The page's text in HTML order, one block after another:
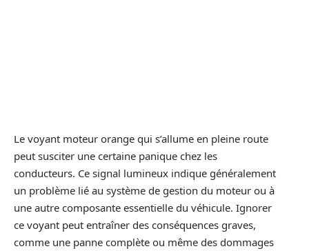
Le voyant moteur orange qui s’allume en pleine route
peut susciter une certaine panique chez les
conducteurs. Ce signal lumineux indique généralement
un problème lié au système de gestion du moteur ou à
une autre composante essentielle du véhicule. Ignorer
ce voyant peut entraîner des conséquences graves,
comme une panne complète ou même des dommages